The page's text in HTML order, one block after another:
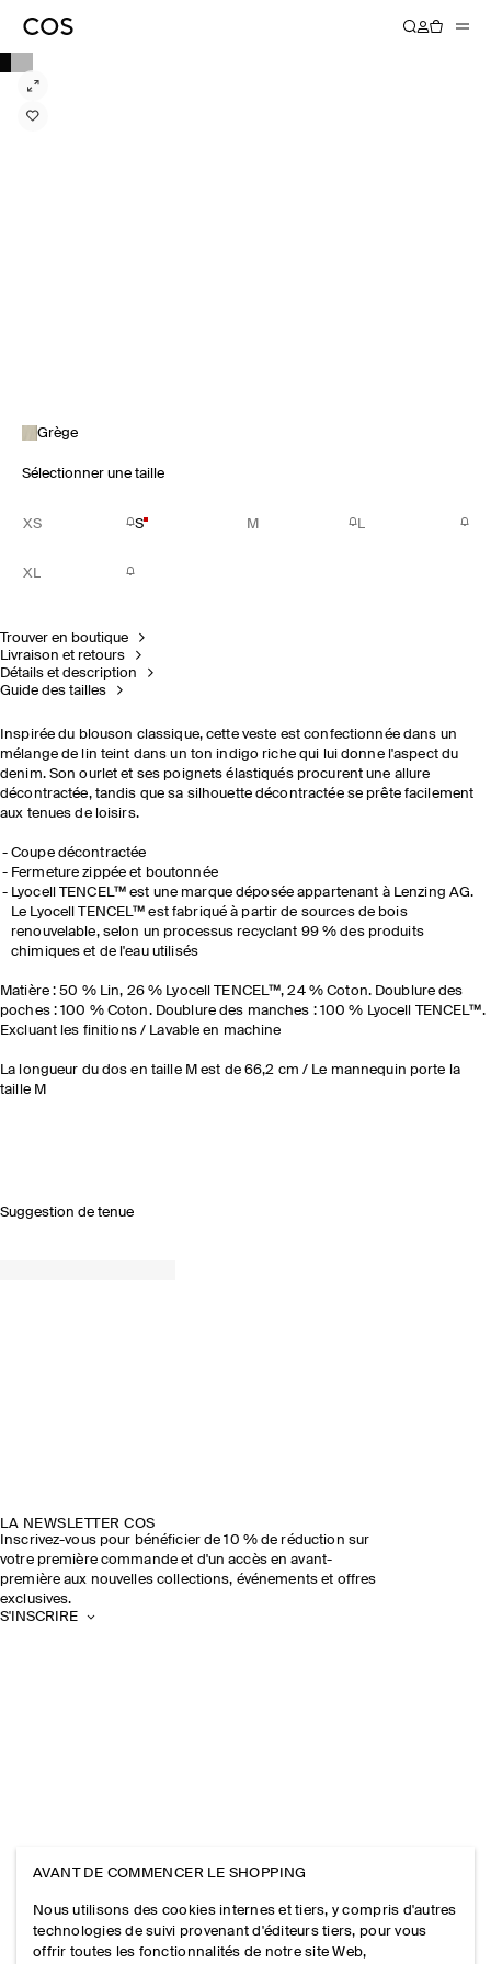
Grège
Sélectionner une taille
XS S M L
XL
Trouver en boutique
Livraison et retours
Détails et description
Guide des tailles
Inspirée du blouson classique, cette veste est confectionnée dans un
mélange de lin teint dans un ton indigo riche qui lui donne l'aspect du
denim. Son ourlet et ses poignets élastiqués procurent une allure
décontractée, tandis que sa silhouette décontractée se prête facilement
aux tenues de loisirs.
Coupe décontractée
Fermeture zippée et boutonnée
Lyocell TENCEL™ est une marque déposée appartenant à Lenzing AG.
Le Lyocell TENCEL™ est fabriqué à partir de sources de bois
renouvelable, selon un processus recyclant 99 % des produits
chimiques et de l'eau utilisés
Matière : 50 % Lin, 26 % Lyocell TENCEL™, 24 % Coton. Doublure des
poches : 100 % Coton. Doublure des manches : 100 % Lyocell TENCEL™.
Excluant les finitions / Lavable en machine
La longueur du dos en taille M est de 66,2 cm / Le mannequin porte la
taille M
Suggestion de tenue
LA NEWSLETTER COS
Inscrivez-vous pour bénéficier de 10 % de réduction sur
votre première commande et d'un accès en avant-
première aux nouvelles collections, événements et offres
exclusives.
S'INSCRIRE
AVANT DE COMMENCER LE SHOPPING
Nous utilisons des cookies internes et tiers, y compris d'autres
technologies de suivi provenant d'éditeurs tiers, pour vous
offrir toutes les fonctionnalités de notre site Web,